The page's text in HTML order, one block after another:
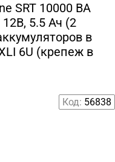
SRT 10000 ВА
5.5 Ач (2
в
6U (крепеж в
Код: 56838